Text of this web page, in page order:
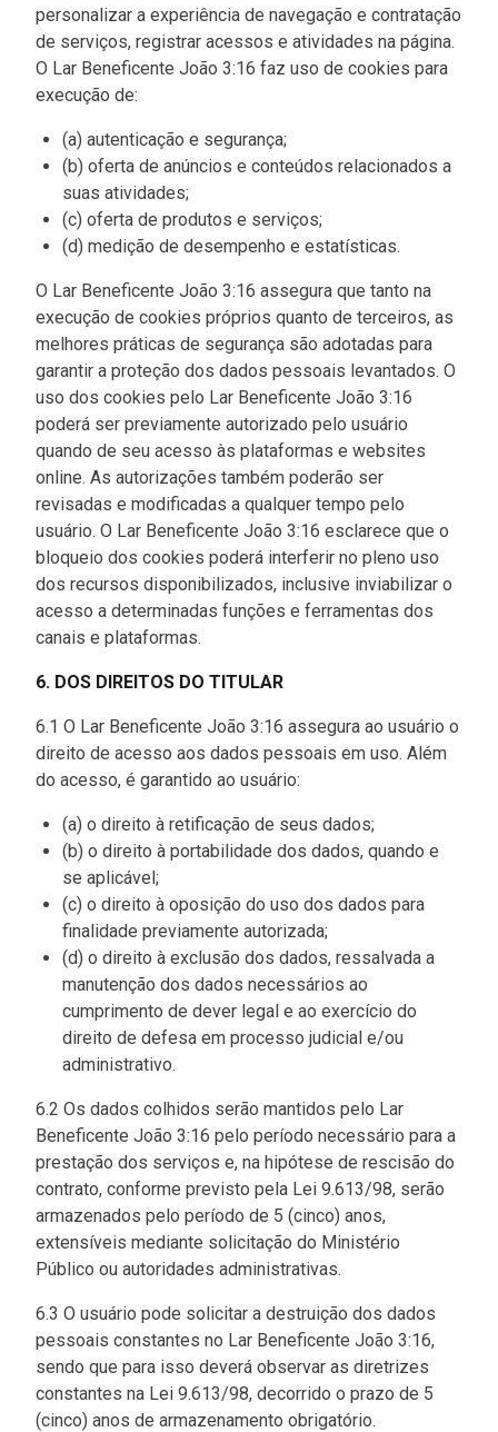
personalizar a experiência de navegação e contratação
de serviços, registrar acessos e atividades na página.
O Lar Beneficente João 3:16 faz uso de cookies para
execução de:
(a) autenticação e segurança;
(b) oferta de anúncios e conteúdos relacionados a
suas atividades;
(c) oferta de produtos e serviços;
(d) medição de desempenho e estatísticas.
O Lar Beneficente João 3:16 assegura que tanto na
execução de cookies próprios quanto de terceiros, as
melhores práticas de segurança são adotadas para
garantir a proteção dos dados pessoais levantados. O
uso dos cookies pelo Lar Beneficente João 3:16
poderá ser previamente autorizado pelo usuário
quando de seu acesso às plataformas e websites
online. As autorizações também poderão ser
revisadas e modificadas a qualquer tempo pelo
usuário. O Lar Beneficente João 3:16 esclarece que o
bloqueio dos cookies poderá interferir no pleno uso
dos recursos disponibilizados, inclusive inviabilizar o
acesso a determinadas funções e ferramentas dos
canais e plataformas.
6. DOS DIREITOS DO TITULAR
6.1 O Lar Beneficente João 3:16 assegura ao usuário o
direito de acesso aos dados pessoais em uso. Além
do acesso, é garantido ao usuário:
(a) o direito à retificação de seus dados;
(b) o direito à portabilidade dos dados, quando e
se aplicável;
(c) o direito à oposição do uso dos dados para
finalidade previamente autorizada;
(d) o direito à exclusão dos dados, ressalvada a
manutenção dos dados necessários ao
cumprimento de dever legal e ao exercício do
direito de defesa em processo judicial e/ou
administrativo.
6.2 Os dados colhidos serão mantidos pelo Lar
Beneficente João 3:16 pelo período necessário para a
prestação dos serviços e, na hipótese de rescisão do
contrato, conforme previsto pela Lei 9.613/98, serão
armazenados pelo período de 5 (cinco) anos,
extensíveis mediante solicitação do Ministério
Público ou autoridades administrativas.
6.3 O usuário pode solicitar a destruição dos dados
pessoais constantes no Lar Beneficente João 3:16,
sendo que para isso deverá observar as diretrizes
constantes na Lei 9.613/98, decorrido o prazo de 5
(cinco) anos de armazenamento obrigatório.